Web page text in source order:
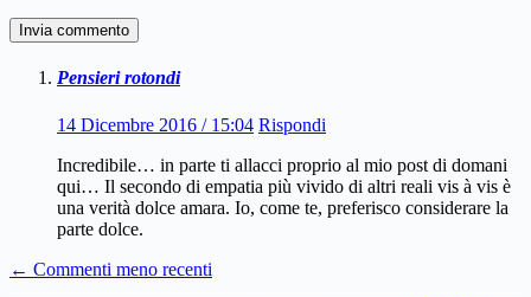
Invia commento
Pensieri rotondi
14 Dicembre 2016 / 15:04 Rispondi
Incredibile… in parte ti allacci proprio al mio post di domani
qui… Il secondo di empatia più vivido di altri reali vis à vis è
una verità dolce amara. Io, come te, preferisco considerare la
parte dolce.
Navigazione
← Commenti meno recenti